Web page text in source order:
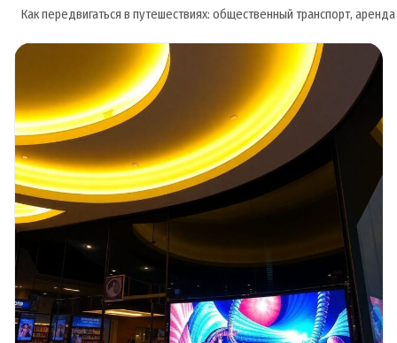
Какпередвигаться в путешествиях: общественный транспорт, аренда